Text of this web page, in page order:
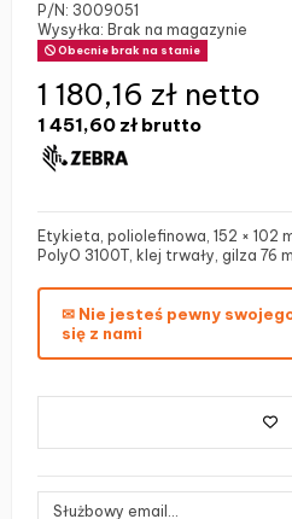
P/N: 3009051
Wysyłka: Brak na magazynie
Obecnie brak na stanie
1 451,60 zł brutto
1 180,16 zł netto
Etykieta, poliolefinowa, 152 × 102
PolyO 3100T, klej trwały, gilza 76
✉ Nie jesteś pewny
się z nami